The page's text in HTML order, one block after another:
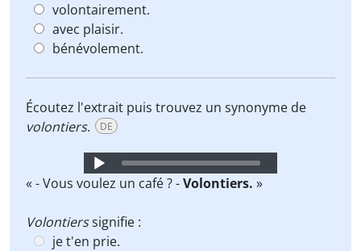
volontairement.
avec plaisir.
bénévolement.
Écoutez l'extrait puis trouvez un synonyme de
volontiers. DE
Audio
Player
« - Vous voulez un café ? -Volontiers. »
Volontierssignifie :
je t'en prie.